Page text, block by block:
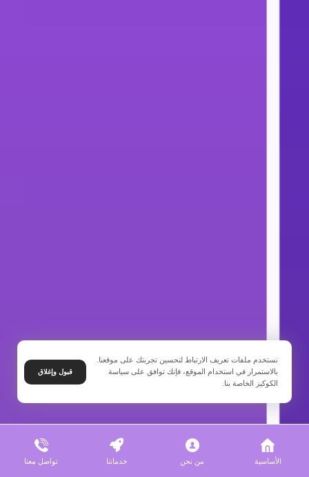
الأساسية من نحن خدماتنا تواصل معنا
نستخدم ملفات تعريف الارتباط لتحسين تجربتك على موقعنا.
بالاستمرار في استخدام الموقع، فإنك توافق على سياسة
الكوكيز الخاصة بنا.
قبول وإغلاق